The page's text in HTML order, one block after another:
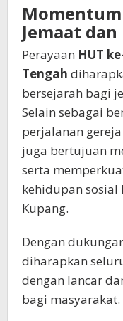
Jemaat
Perayaan HUT
Tengah
bersejarah bagi
Selain sebagai
perjalanan
juga bertujuan
serta
kehidupan sosial
Kupang.
Dengan
diharapkan
dengan lancar
bagi